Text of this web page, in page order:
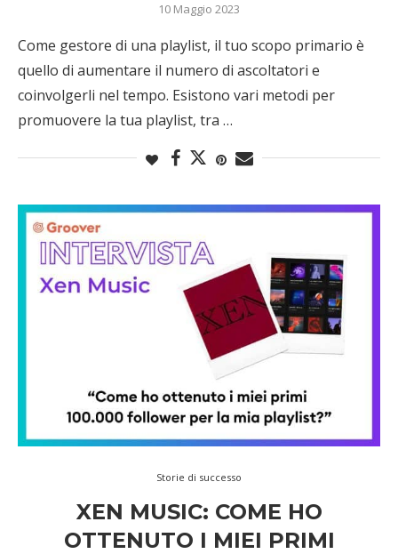
10 Maggio 2023
Come gestore di una playlist, il tuo scopo primario è
quello di aumentare il numero di ascoltatori e
coinvolgerli nel tempo. Esistono vari metodi per
promuovere la tua playlist, tra …
Storie di successo
XEN MUSIC: COME HO
OTTENUTO I MIEI PRIMI